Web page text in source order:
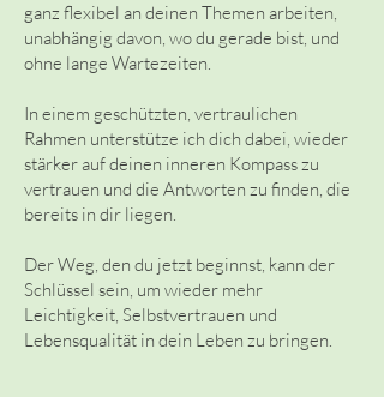
ganz flexibel an deinen Themen arbeiten,
unabhängig davon, wo du gerade bist, und
ohne lange Wartezeiten.
In einem geschützten, vertraulichen
Rahmen unterstütze ich dich dabei, wieder
stärker auf deinen inneren Kompass zu
vertrauen und die Antworten zu finden, die
bereits in dir liegen.
Der Weg, den du jetzt beginnst, kann der
Schlüssel sein, um wieder mehr
Leichtigkeit, Selbstvertrauen und
Lebensqualität in dein Leben zu bringen.